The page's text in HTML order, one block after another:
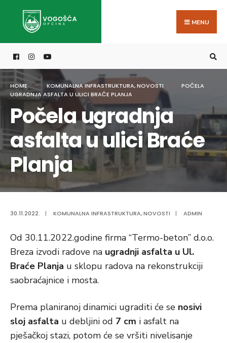
MENU
HOME KOMUNALNA INFRASTRUKTURA,NOVOSTI
POČELA
UGRADNJA ASFALTA U ULICI BRAĆE PLANJA
Počela ugradnja
asfalta u ulici Braće
Planja
30.11.2022. | KOMUNALNA INFRASTRUKTURA,NOVOSTI | ADMIN
Od 30.11.2022.godine firma “Termo-beton” d.o.o.
Breza izvodi radove na ugradnji asfalta u Ul.
Braće Planja u sklopu radova na rekonstrukciji
saobraćajnice i mosta.
Prema planiranoj dinamici ugraditi će se nosivi
sloj asfalta u debljini od 7 cm i asfalt na
pješačkoj stazi, potom će se vršiti nivelisanje
for: